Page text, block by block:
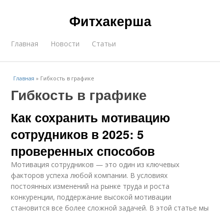
Фитхакерша
Главная Новости Статьи
Главная » Гибкость в графике
Гибкость в графике
Как сохранить мотивацию
сотрудников в 2025: 5
проверенных способов
Мотивация сотрудников — это один из ключевых
факторов успеха любой компании. В условиях
постоянных изменений на рынке труда и роста
конкуренции, поддержание высокой мотивации
становится все более сложной задачей. В этой статье мы